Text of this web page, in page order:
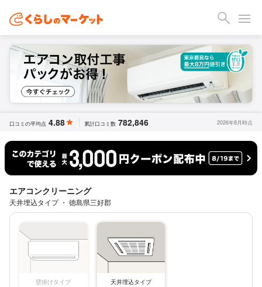
口コミの平均点 4.88 累計口コミ数 782,846 2026年8月時点
エアコンクリーニング
天井埋込タイプ ・ 徳島県三好郡
壁掛けタイプ 天井埋込タイプ